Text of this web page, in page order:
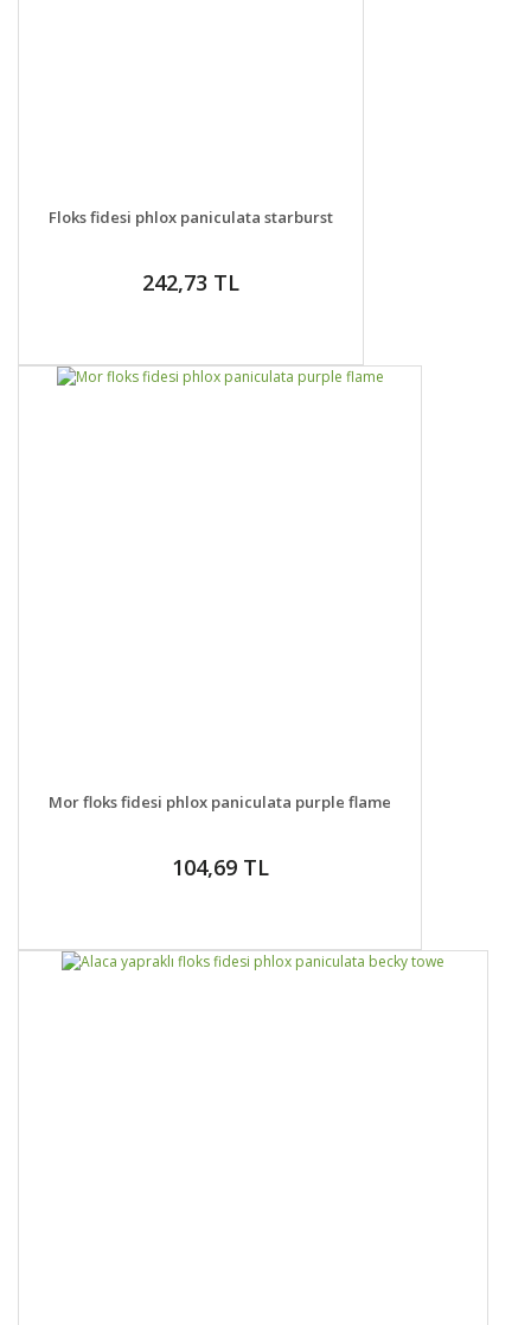
DETAYLAR
Floks fidesi phlox paniculata starburst
242,73 TL
DETAYLAR
Mor floks fidesi phlox paniculata purple flame
104,69 TL